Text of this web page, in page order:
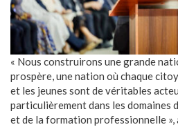
« Nous construirons une grande
prospère, une nation où chaque
et les jeunes sont de véritables
particulièrement dans les domaines
et de la formation professionnelle